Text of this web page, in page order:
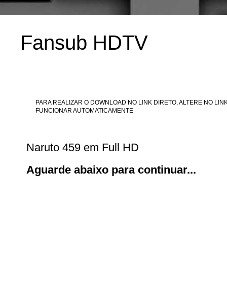
Fansub HDTV
PARA REALIZAR O DOWNLOAD NO LINK DIRETO, ALTERE NO
FUNCIONAR AUTOMATICAMENTE
Naruto 459 em Full HD
Aguarde abaixo para continuar...